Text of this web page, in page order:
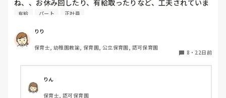
ね、、お休み回したり、有給取ったりなど、工夫されていま
すか？🍉
有給 パート 正社員
りり
保育士, 幼稚園教諭, 保育園, 公立保育園, 認可保育園
8 ・ 22日前
りん
保育士, 認可保育園